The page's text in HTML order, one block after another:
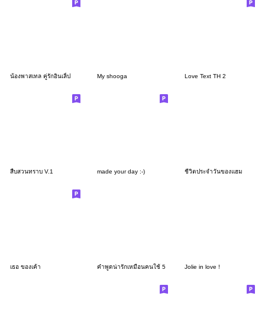
น้องพาสเทล คู่รักอินเลิ้ป My shooga Love Text TH 2
สืบสวนทราบ V.1 made your day :-) ชีวิตประจำวันของแฮม
เธอ ของเค้า คำพูดน่ารักเหมือนคนใช้ 5 Jolie in love !